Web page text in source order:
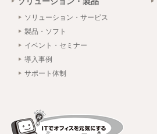
ソリューション・サービス
製品・ソフト
イベント・セミナー
導入事例
サポート体制